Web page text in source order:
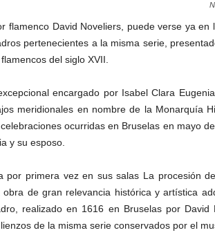
flamenco David Noveliers, puede verse ya en
pertenecientes a la misma serie,
del siglo XVII.
encargado por Isabel Clara
meridionales en nombre de la Monarquía
ocurridas en Bruselas en mayo
y su esposo.
por primera vez en sus salas La procesión
de gran relevancia histórica y artística
realizado en 1616 en Bruselas por David
de la misma serie conservados por el